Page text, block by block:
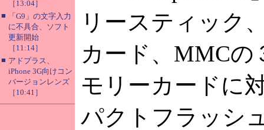
［13:04］
■
「G9」の文字入力
に不具合、ソフト
更新開始
［11:14］
■ アドプラス、
iPhone 3G向けコン
バージョンレンズ
［10:41］
リースティック
カード、MMCの
モリーカードに
パクトフラッシ